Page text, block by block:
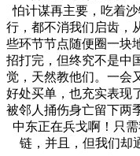
怕计谋再主要，吃着
行，都不消我们启齿，
些环节节点随便圈一块
招打完，但终究不是中
觉，天然教他们。一会
好处买单，也充实表现
被邻人捅伤身亡留下两
中东正在兵戈啊！只
链，并且，但我们却